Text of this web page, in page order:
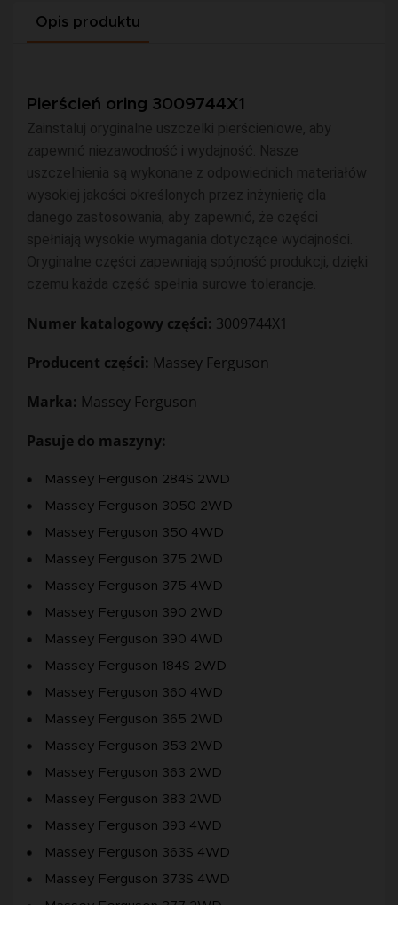
Opis produktu
Pierścień oring 3009744X1
Zainstaluj oryginalne uszczelki pierścieniowe, aby
zapewnić niezawodność i wydajność. Nasze
uszczelnienia są wykonane z odpowiednich materiałów
wysokiej jakości określonych przez inżynierię dla
danego zastosowania, aby zapewnić, że części
spełniają wysokie wymagania dotyczące wydajności.
Oryginalne części zapewniają spójność produkcji, dzięki
czemu każda część spełnia surowe tolerancje.
Numer katalogowy części: 3009744X1
Producent części: Massey Ferguson
Marka: Massey Ferguson
Pasuje do maszyny:
Massey Ferguson 284S 2WD
Massey Ferguson 3050 2WD
Massey Ferguson 350 4WD
Massey Ferguson 375 2WD
Massey Ferguson 375 4WD
Massey Ferguson 390 2WD
Massey Ferguson 390 4WD
Massey Ferguson 184S 2WD
Massey Ferguson 360 4WD
Massey Ferguson 365 2WD
Massey Ferguson 353 2WD
Massey Ferguson 363 2WD
Massey Ferguson 383 2WD
Massey Ferguson 393 4WD
Massey Ferguson 363S 4WD
Massey Ferguson 373S 4WD
Massey Ferguson 377 2WD